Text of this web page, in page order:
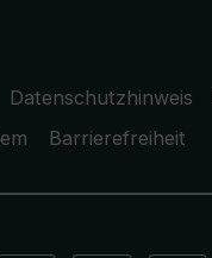
Datenschutzhinweis
Barrierefreiheit